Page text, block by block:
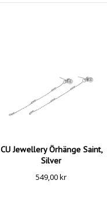
CU Jewellery Örhänge Saint,
Silver
549,00kr